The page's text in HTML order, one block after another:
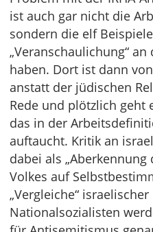
ist auch gar nicht die
sondern die elf
„Veranschaulichung“
haben. Dort ist dann
anstatt der jüdischen
Rede und plötzlich geht
das in der
auftaucht. Kritik an
dabei als
Volkes auf
„Vergleiche“
Nationalsozialisten